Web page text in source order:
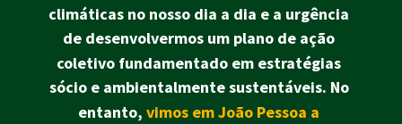
climáticas no nosso dia a dia e a urgência
de desenvolvermos um plano de ação
coletivo fundamentado em estratégias
sócio e ambientalmente sustentáveis. No
entanto, vimos em João Pessoa a